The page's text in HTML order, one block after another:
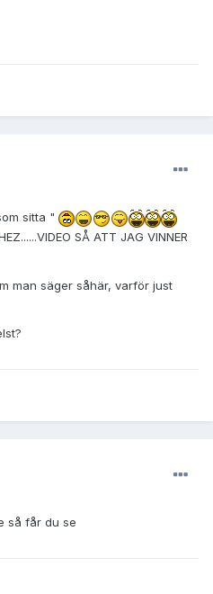
sitta "
SÅ ATT JAG VINNER
man säger såhär, varför just
så får du se